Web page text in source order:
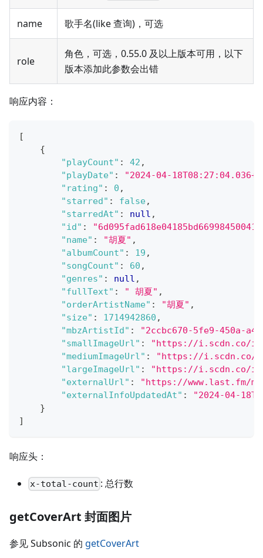
name 歌手名(like 查询)，可选
role
角色，可选，0.55.0 及以上版本可用，以下
版本添加此参数会出错
响应内容：
[
{
"playCount" : 42 ,
"playDate" :
"2024-04-
"rating" : 0 ,
"starred" : false,
"starredAt" : null ,
"id" :
"name" : "胡夏" ,
"albumCount" : 19 ,
"songCount" : 60 ,
"genres" : null ,
"fullText" : " 胡夏" ,
"orderArtistName" : "胡夏" ,
"size" : 1714942860 ,
"mbzArtistId" :
"2ccbc670-5fe9-450a-
"smallImageUrl" :
"https://i.scdn.co/
"mediumImageUrl" :
"https://i.scdn.co/
"largeImageUrl" :
"https://i.scdn.co/
"externalUrl" :
"https://www.last.fm/music/
"externalInfoUpdatedAt" :
"2024-04-
}
]
响应头：
x-total-count : 总行数
getCoverArt 封面图片
参见 Subsonic 的 getCoverArt